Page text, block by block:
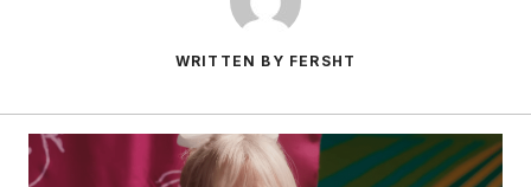
WRITTEN BY FERSHT